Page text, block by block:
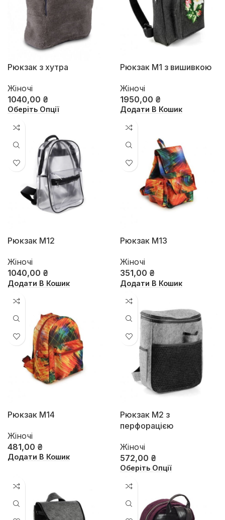
Рюкзак з хутра
Жіночі
1040,00 ₴
Оберіть Опції
Рюкзак М1 з вишивкою
Жіночі
1950,00 ₴
Додати В Кошик
Рюкзак М12
Жіночі
1040,00 ₴
Додати В Кошик
Рюкзак М13
Жіночі
351,00 ₴
Додати В Кошик
Рюкзак М14
Жіночі
481,00 ₴
Додати В Кошик
Рюкзак М2 з
перфорацією
Жіночі
572,00 ₴
Оберіть Опції